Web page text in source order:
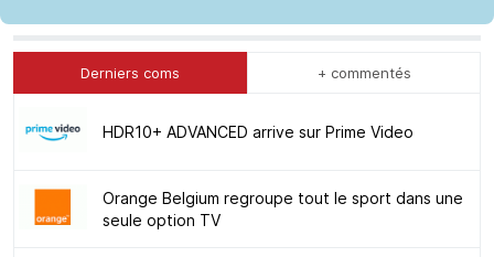
Derniers coms + commentés
HDR10+ ADVANCED arrive sur Prime Video
Orange Belgium regroupe tout le sport dans une
seule option TV